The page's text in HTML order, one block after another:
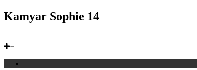
Kamyar Sophie 14